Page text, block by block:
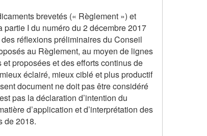
brevetés (« Règlement ») et
partie I du numéro du 2 décembre 2017
réflexions préliminaires du Conseil
au Règlement, au moyen de lignes
proposées et des efforts continus de
éclairé, mieux ciblé et plus productif
document ne doit pas être considéré
pas la déclaration d’intention du
d’application et d’interprétation des
de 2018.